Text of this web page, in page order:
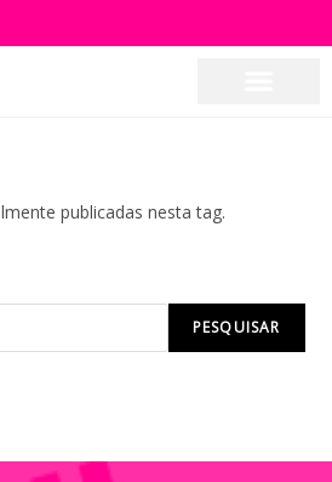
publicadas nesta tag.
PESQUISAR